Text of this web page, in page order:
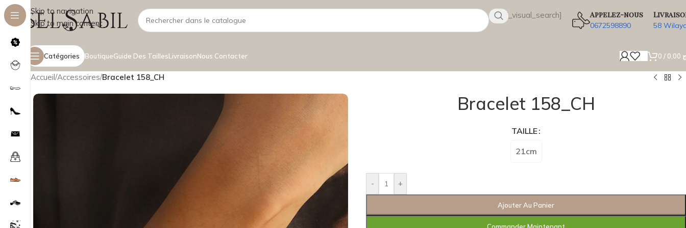
Skip to navigation
Skip to main content
[wsbi_visual_search] Appelez-nous
0672598890 58
Catégories BoutiqueGuide Des TaillesLivraisonNous Contacter 0 /
Accueil/Accessoires/Bracelet 158_CH
Bracelet 158_CH
TAILLE
21cm
- +
Ajouter Au Panier